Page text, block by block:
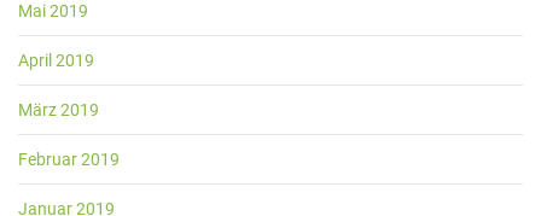
Mai 2019
April 2019
März 2019
Februar 2019
Januar 2019